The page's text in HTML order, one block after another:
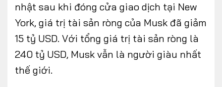
nhật sau khi đóng cửa giao dịch tại New
York, giá trị tài sản ròng của Musk đã giảm
15 tỷ USD. Với tổng giá trị tài sản ròng là
240 tỷ USD, Musk vẫn là người giàu nhất
thế giới.